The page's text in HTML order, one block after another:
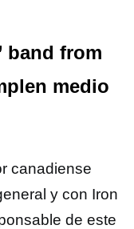
band from
medio
canadiense
y con Iron
de este